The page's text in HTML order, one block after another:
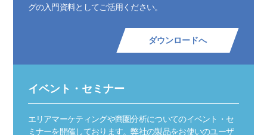
グの入門資料としてご活用ください。
ダウンロードへ
イベント・セミナー
エリアマーケティングや商圏分析についてのイベント・セ
ミナーを開催しております。弊社の製品をお使いのユーザ